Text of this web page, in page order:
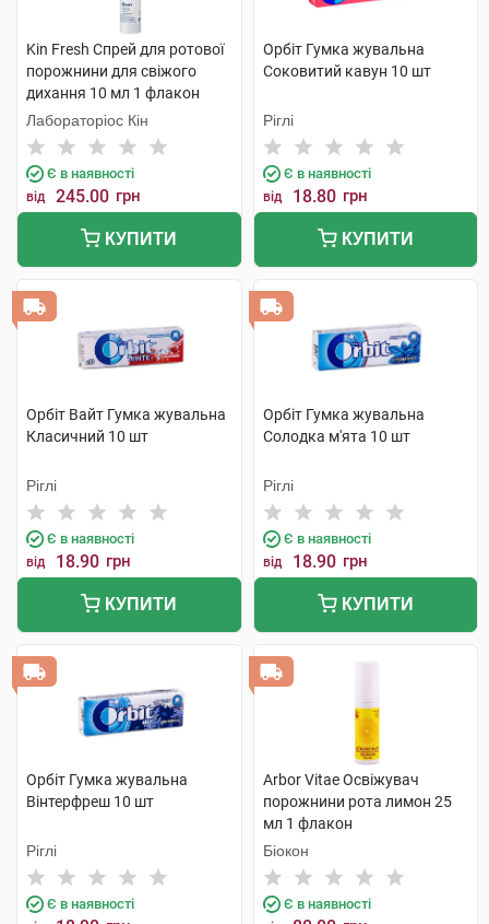
Kin Fresh Спрей для ротової
порожнини для свіжого
дихання 10 мл 1 флакон
Лабораторіос Кін
Є в наявності
від 245.00 грн
КУПИТИ
Орбіт Гумка жувальна
Соковитий кавун 10 шт
Ріглі
Є в наявності
від 18.80 грн
КУПИТИ
Орбіт Вайт Гумка жувальна
Класичний 10 шт
Ріглі
Є в наявності
від 18.90 грн
КУПИТИ
Орбіт Гумка жувальна
Солодка м'ята 10 шт
Ріглі
Є в наявності
від 18.90 грн
КУПИТИ
Орбіт Гумка жувальна
Вінтерфреш 10 шт
Ріглі
Є в наявності
Arbor Vitae Освіжувач
порожнини рота лимон 25
мл 1 флакон
Біокон
Є в наявності